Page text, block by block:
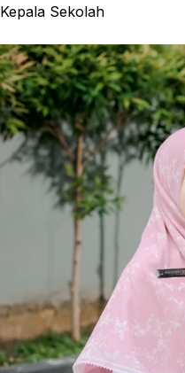
Kepala Sekolah